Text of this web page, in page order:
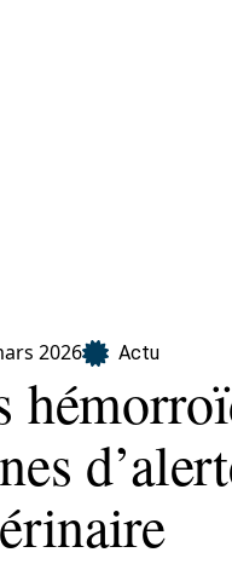
2026 Actu